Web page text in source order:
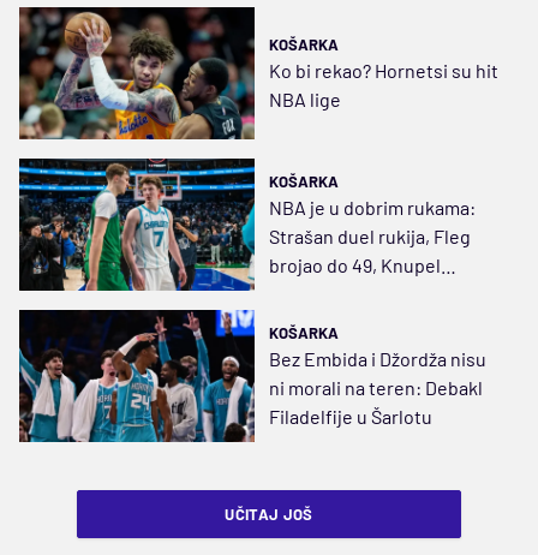
KOŠARKA
Ko bi rekao? Hornetsi su hit
NBA lige
KOŠARKA
NBA je u dobrim rukama:
Strašan duel rukija, Fleg
brojao do 49, Knupel
KOŠARKA
Bez Embida i Džordža nisu
ni morali na teren: Debakl
Filadelfije u Šarlotu
UČITAJ JOŠ